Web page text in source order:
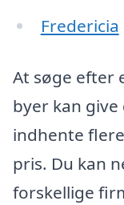
Fredericia
At søge efter
byer kan
indhente
pris. Du kan
forskellige